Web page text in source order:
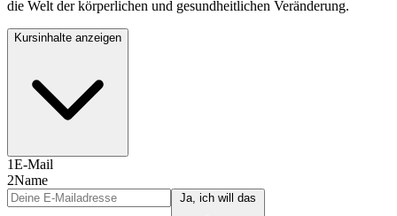
die Welt der körperlichen und gesundheitlichen Veränderung.
Kursinhalte anzeigen
1E-Mail
2Name